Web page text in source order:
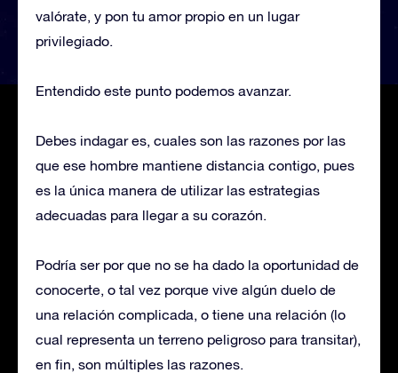
valórate, y pon tu amor propio en un lugar
privilegiado.
Entendido este punto podemos avanzar.
Debes indagar es, cuales son las razones por las
que ese hombre mantiene distancia contigo, pues
es la única manera de utilizar las estrategias
adecuadas para llegar a su corazón.
Podría ser por que no se ha dado la oportunidad de
conocerte, o tal vez porque vive algún duelo de
una relación complicada, o tiene una relación (lo
cual representa un terreno peligroso para transitar),
en fin, son múltiples las razones.